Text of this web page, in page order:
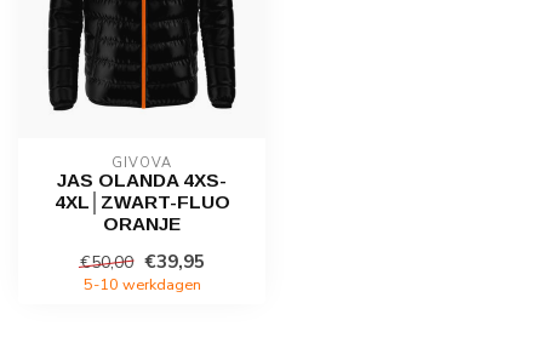
GIVOVA
JAS OLANDA 4XS-
4XL│ZWART-FLUO
ORANJE
€50,00 €39,95
5-10 werkdagen